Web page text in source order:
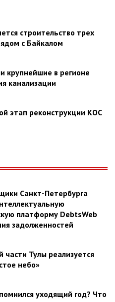
строительство трех
с Байкалом
крупнейшие в регионе
канализации
этап реконструкции КОС
Санкт-Петербурга
платформу DebtsWeb
задолженностей
части Тулы реализуется
небо»
уходящий год? Что